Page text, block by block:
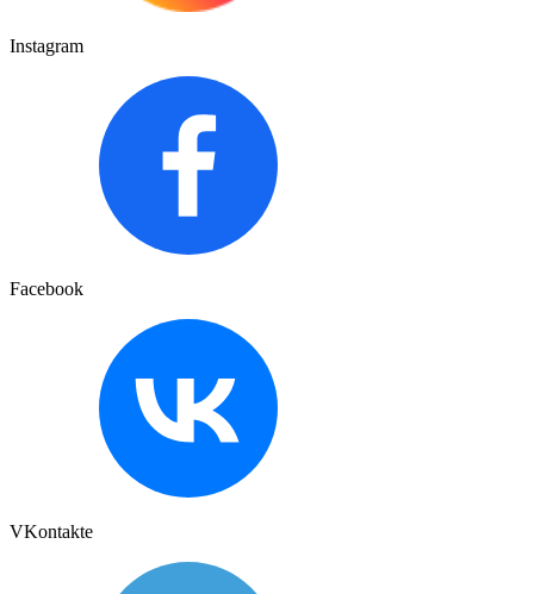
Instagram
Facebook
VKontakte